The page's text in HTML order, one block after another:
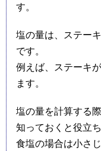
す。
塩の量は、ステー
です。
例えば、ステーキ
ます。
塩の量を計算する
知っておくと役立ち
食塩の場合は小さ